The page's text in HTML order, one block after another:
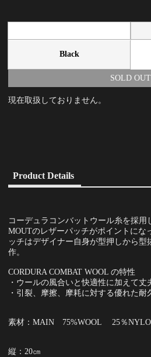
Black
SOLD OUT
現在取扱しておりません。
Product Details
コーデュラコンバットウール糸を採用
MOUTのレザーパッチがポイントにな
ッチはデザイナー自身が型押しから型
作。
CORDURA COMBAT WOOL の特性
・ウールの風合いと快適性に加えて丈
・引裂、摩擦、摩耗に対する優れた耐
素材：MAIN 75%WOOL 25％
縦：20㎝